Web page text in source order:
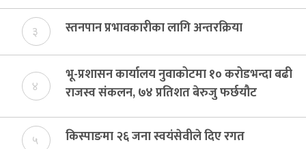
३ स्तनपान प्रभावकारीका लागि अन्तरक्रिया
४
भू-प्रशासन कार्यालय नुवाकोटमा १० करोडभन्दा बढी
राजस्व संकलन, ७४ प्रतिशत बेरुजु फर्छयौट
५ किस्पाङमा २६ जना स्वयंसेवीले दिए रगत